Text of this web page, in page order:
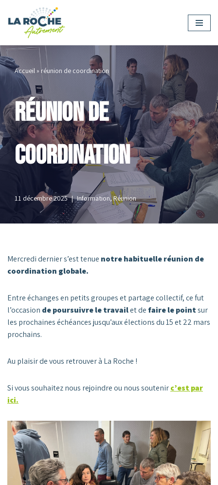
Aller
contenu
Accueil» réunion de coordination
réunion de
coordination
11 décembre 2025 Information,Réunion
Mercredi dernier s’est tenue notre habituelle réunion de
coordination globale.
Entre échanges en petits groupes et partage collectif, ce fut
l’occasion de poursuivre le travailet de faire le pointsur
les prochaines échéances jusqu’aux élections du 15 et 22 mars
prochains.
Au plaisir de vous retrouver à La Roche !
Si vous souhaitez nous rejoindre ou nous soutenirc’est par
ici.